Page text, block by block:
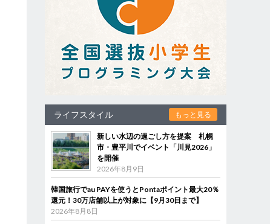
ライフスタイル もっと見る
新しい水辺の過ごし方を提案 札幌
市・豊平川でイベント「川見2026」
を開催
2026年8月9日
韓国旅行でau PAYを使うとPontaポイント最大20％
還元！30万店舗以上が対象に【9月30日まで】
2026年8月8日